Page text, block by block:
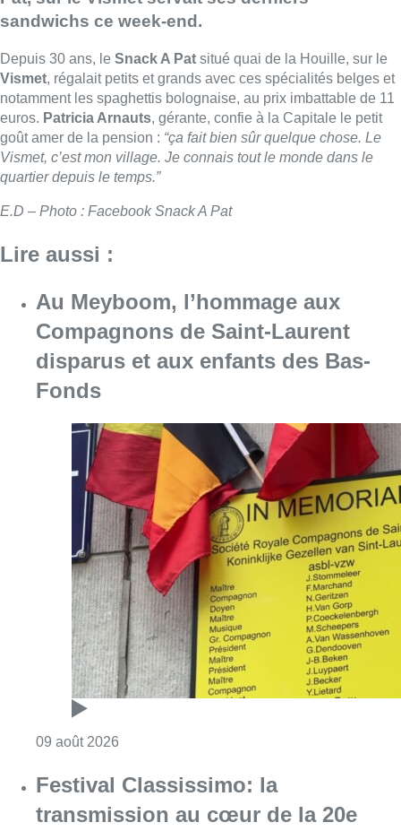
sandwichs ce week-end.
Depuis 30 ans, le Snack A Pat situé quai de la Houille, sur le
Vismet, régalait petits et grands avec ces spécialités belges et
notamment les spaghettis bolognaise, au prix imbattable de 11
euros. Patricia Arnauts, gérante, confie à la Capitale le petit
goût amer de la pension : “ça fait bien sûr quelque chose. Le
Vismet, c’est mon village. Je connais tout le monde dans le
quartier depuis le temps.”
E.D – Photo : Facebook Snack A Pat
Lire aussi :
Au Meyboom, l’hommage aux
Compagnons de Saint-Laurent
disparus et aux enfants des Bas-
Fonds
09 août 2026
Festival Classissimo: la
transmission au cœur de la 20e